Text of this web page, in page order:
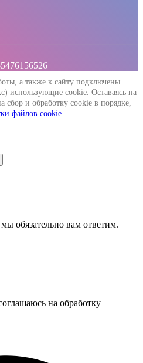
а также к сайту подключены
использующие cookie. Оставаясь на
сбор и обработку cookie в порядке,
файлов cookie.
обязательно вам ответим.
на обработку